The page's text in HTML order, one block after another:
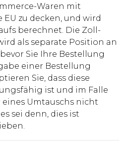
Waren mit
zu decken, und wird
berechnet. Die Zoll-
als separate Position an
Sie Ihre Bestellung
einer Bestellung
Sie, dass diese
ist und im Falle
Umtauschs nicht
sei denn, dies ist